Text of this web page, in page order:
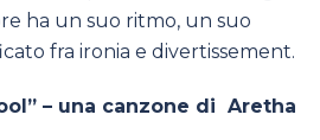
ha un suo ritmo, un suo
fra ironia e divertissement.
– una canzone di Aretha